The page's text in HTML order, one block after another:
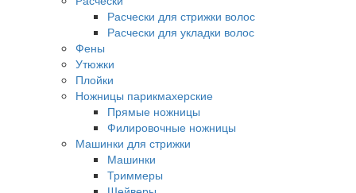
Расчески для стрижки волос
Расчески для укладки волос
Фены
Утюжки
Плойки
Ножницы парикмахерские
Прямые ножницы
Филировочные ножницы
Машинки для стрижки
Машинки
Триммеры